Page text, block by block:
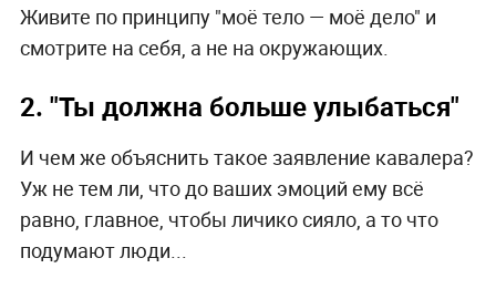
Живите по принципу "моё тело — моё дело" и
смотрите на себя, а не на окружающих.
2. "Ты должна больше улыбаться"
И чем же объяснить такое заявление кавалера?
Уж не тем ли, что до ваших эмоций ему всё
равно, главное, чтобы личико сияло, а то что
подумают люди...